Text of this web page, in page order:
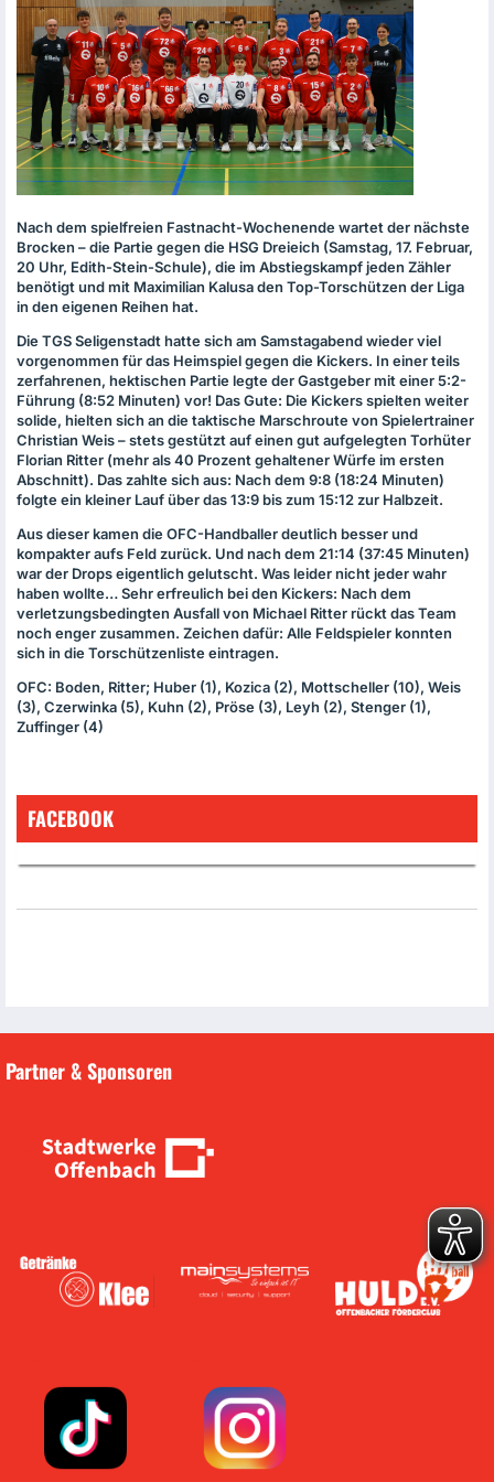
Nach dem spielfreien Fastnacht-Wochenende wartet der nächste
Brocken – die Partie gegen die HSG Dreieich (Samstag, 17. Februar,
20 Uhr, Edith-Stein-Schule), die im Abstiegskampf jeden Zähler
benötigt und mit Maximilian Kalusa den Top-Torschützen der Liga
in den eigenen Reihen hat.
DieTGSSeligenstadt hatte sich am Samstagabend wieder viel
vorgenommen für das Heimspiel gegen die Kickers. In einer teils
zerfahrenen, hektischen Partie legte der Gastgeber mit einer 5:2-
Führung (8:52 Minuten) vor! Das Gute: Die Kickers spielten weiter
solide, hielten sich an die taktische Marschroute von Spielertrainer
Christian Weis – stets gestützt auf einen gut aufgelegten Torhüter
Florian Ritter (mehr als 40 Prozent gehaltener Würfe im ersten
Abschnitt). Das zahlte sich aus: Nach dem 9:8 (18:24 Minuten)
folgte ein kleiner Lauf über das 13:9 bis zum 15:12 zur Halbzeit.
Aus dieser kamen dieOFC-Handballer deutlich besser und
kompakter aufs Feld zurück. Und nach dem 21:14 (37:45 Minuten)
war der Drops eigentlich gelutscht. Was leider nicht jeder wahr
haben wollte… Sehr erfreulich bei den Kickers: Nach dem
verletzungsbedingten Ausfall von Michael Ritter rückt das Team
noch enger zusammen. Zeichen dafür: Alle Feldspieler konnten
sich in die Torschützenliste eintragen.
OFC: Boden, Ritter; Huber (1), Kozica (2), Mottscheller (10), Weis
(3), Czerwinka (5), Kuhn (2), Pröse (3), Leyh (2), Stenger (1),
Zuffinger (4)
FACEBOOK
Partner & Sponsoren